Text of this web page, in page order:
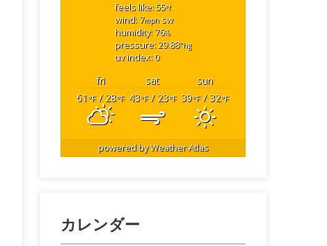
feels like: 55°f
wind: 7mph sw
humidity: 76%
pressure: 29.88"hg
uv index: 0
fri sat
sun
61 °F/ 28°F 43°F/ 23°F 39°F/ 32°F
powered byWeather Atlas
カレンダー